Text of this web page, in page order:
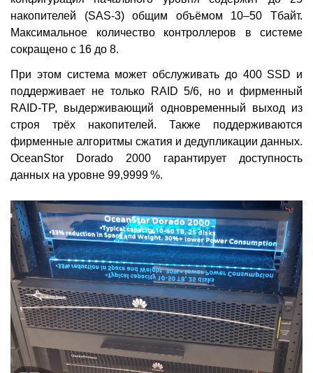
накопителей (SAS-3) общим объёмом 10–50 Тбайт.
Максимальное количество контроллеров в системе
сокращено с 16 до 8.
При этом система может обслуживать до 400 SSD и
поддерживает не только RAID 5/6, но и фирменный
RAID-TP, выдерживающий одновременный выход из
строя трёх накопителей. Также поддерживаются
фирменные алгоритмы сжатия и дедупликации данных.
OceanStor Dorado 2000 гарантирует доступность
данных на уровне 99,9999 %.